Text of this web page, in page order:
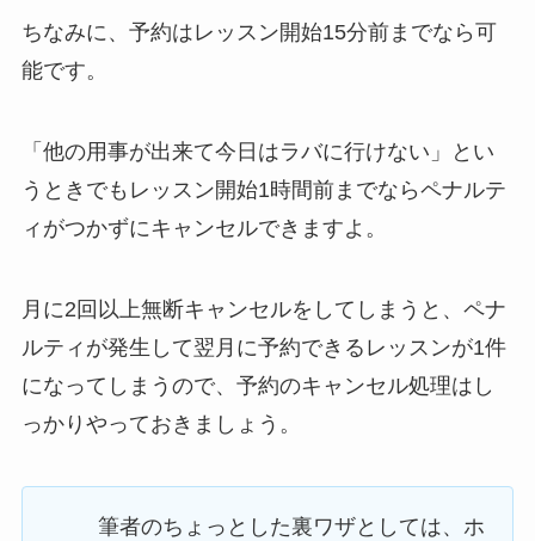
ちなみに、予約はレッスン開始15分前までなら可
能です。
「他の用事が出来て今日はラバに行けない」
とい
うときでもレッスン開始1時間前までならペナルテ
ィがつかずにキャンセルできますよ。
月に2回以上無断キャンセルをしてしまうと、ペナ
ルティが発生して翌月に予約できるレッスンが1件
になってしまうので、予約のキャンセル処理はし
っかりやっておきましょう。
筆者のちょっとした裏ワザとしては、ホ